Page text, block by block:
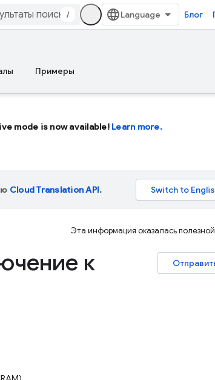
/ Блог
Примеры
mode is now available! Learn more.
Cloud Translation API.
Эта информация оказалась
к